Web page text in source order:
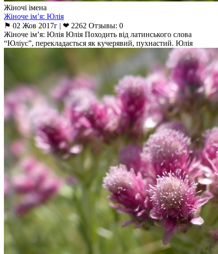
Жіночі імена
Жіноче ім’я: Юлія
⚑ 02 Жов 2017г | ❤ 2262 Отзывы: 0
Жіноче ім’я: Юлія Юлія Походить від латинського слова
“Юліус”, перекладається як кучерявий, пухнастий. Юлія